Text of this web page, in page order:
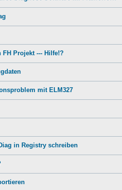
FH Projekt --- Hilfe!?
mit ELM327
in Registry schreiben